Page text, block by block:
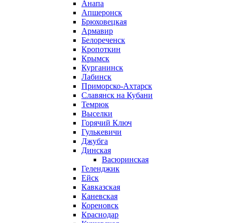
Анапа
Апшеронск
Брюховецкая
Армавир
Белореченск
Кропоткин
Крымск
Курганинск
Лабинск
Приморско-Ахтарск
Славянск на Кубани
Темрюк
Выселки
Горячий Ключ
Гулькевичи
Джубга
Динская
Васюринская
Геленджик
Ейск
Кавказская
Каневская
Кореновск
Краснодар